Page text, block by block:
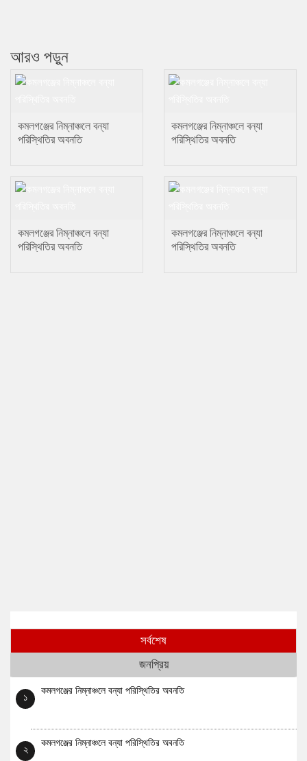
আরও পড়ুন
কমলগঞ্জের নিম্নাঞ্চলে বন্যা
পরিস্থিতির অবনতি
কমলগঞ্জের নিম্নাঞ্চলে বন্যা
পরিস্থিতির অবনতি
কমলগঞ্জের নিম্নাঞ্চলে বন্যা
পরিস্থিতির অবনতি
কমলগঞ্জের নিম্নাঞ্চলে বন্যা
পরিস্থিতির অবনতি
সর্বশেষ
জনপ্রিয়
১
কমলগঞ্জের নিম্নাঞ্চলে বন্যা পরিস্থিতির অবনতি
২
কমলগঞ্জের নিম্নাঞ্চলে বন্যা পরিস্থিতির অবনতি